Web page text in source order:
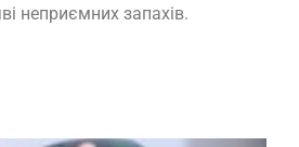
неприємних запахів.